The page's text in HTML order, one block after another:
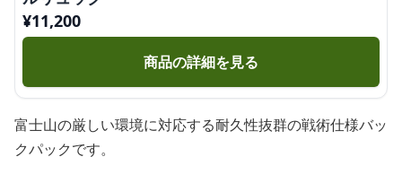
¥11,200
商品の詳細を見る
富士山の厳しい環境に対応する耐久性抜群の戦術仕様バッ
クパックです。